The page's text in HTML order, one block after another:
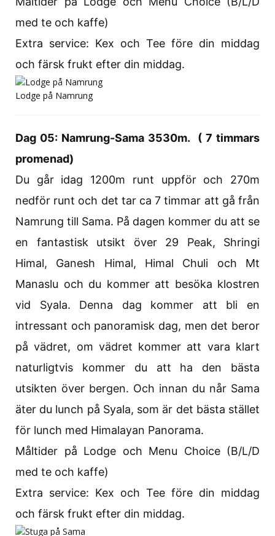
med te och kaffe)
Extra service: Kex och Tee före din middag
och färsk frukt efter din middag.
Lodge på Namrung
Dag 05: Namrung-Sama 3530m. ( 7 timmars
promenad)
Du går idag 1200m runt uppför och 270m
nedför runt och det tar ca 7 timmar att gå från
Namrung till Sama. På dagen kommer du att se
en fantastisk utsikt över 29 Peak, Shringi
Himal, Ganesh Himal, Himal Chuli och Mt
Manaslu och du kommer att besöka klostren
vid Syala. Denna dag kommer att bli en
intressant och panoramisk dag, men det beror
på vädret, om vädret kommer att vara klart
naturligtvis kommer du att ha den bästa
utsikten över bergen. Och innan du når Sama
äter du lunch på Syala, som är det bästa stället
för lunch med Himalayan Panorama.
Måltider på Lodge och Menu Choice (B/L/D
med te och kaffe)
Extra service: Kex och Tee före din middag
och färsk frukt efter din middag.